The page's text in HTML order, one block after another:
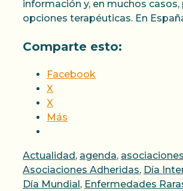
información y, en muchos casos,
opciones terapéuticas. En
Comparte esto:
Facebook
X
X
Más
Categorías
Actualidad, agenda, asociaciones
Asociaciones Adheridas, Día
Día Mundial, Enfermedades